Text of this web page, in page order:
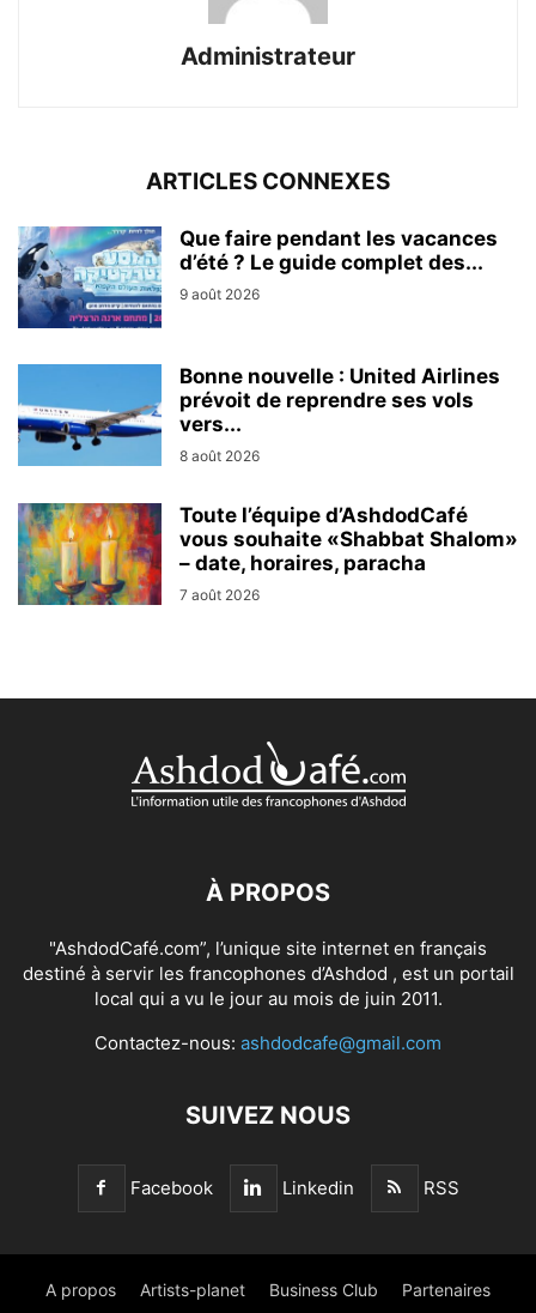
Administrateur
ARTICLES CONNEXES
Que faire pendant les vacances
d’été ? Le guide complet des...
9 août 2026
Bonne nouvelle : United Airlines
prévoit de reprendre ses vols
vers...
8 août 2026
Toute l’équipe d’AshdodCafé
vous souhaite «Shabbat Shalom»
– date, horaires, paracha
7 août 2026
À PROPOS
"AshdodCafé.com”, l’unique site internet en français
destiné à servir les francophones d’Ashdod , est un portail
local qui a vu le jour au mois de juin 2011.
Contactez-nous: ashdodcafe@gmail.com
SUIVEZ NOUS
Facebook Linkedin RSS
A propos Artists-planet Business Club Partenaires